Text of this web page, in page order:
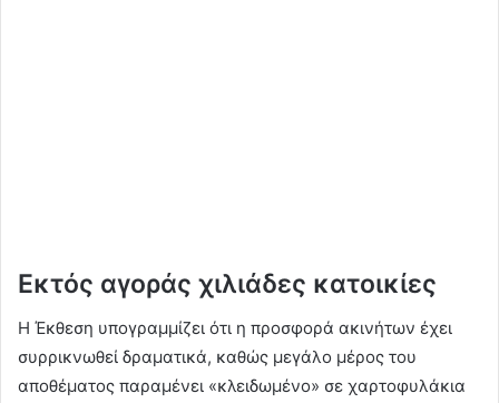
Εκτός αγοράς χιλιάδες κατοικίες
Η Έκθεση υπογραμμίζει ότι η προσφορά ακινήτων έχει
συρρικνωθεί δραματικά, καθώς μεγάλο μέρος του
αποθέματος παραμένει «κλειδωμένο» σε χαρτοφυλάκια